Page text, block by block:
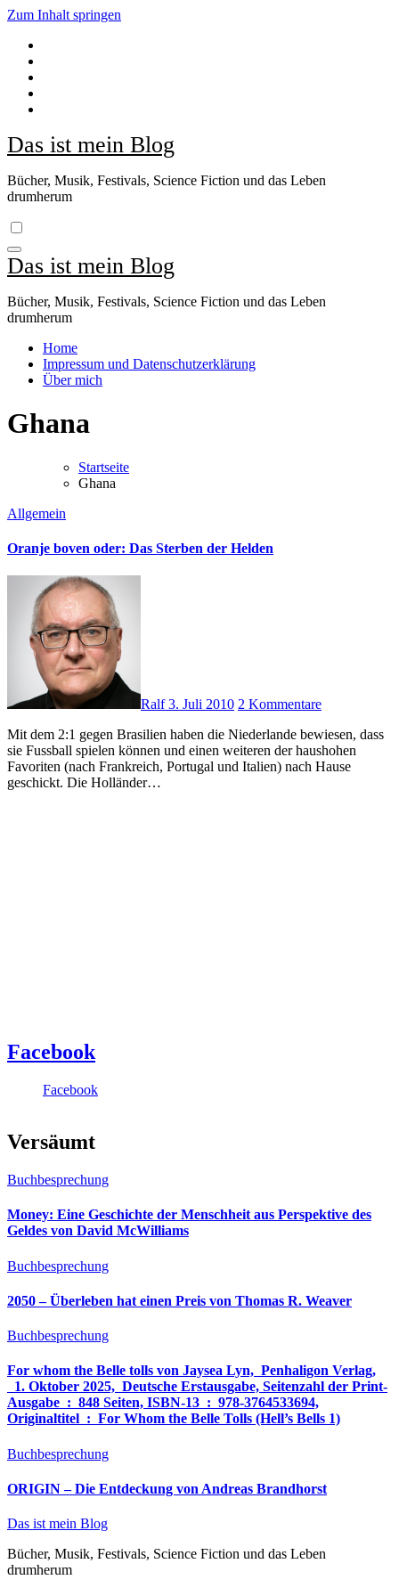
Zum Inhalt springen
Das ist mein Blog
Bücher, Musik, Festivals, Science Fiction und das Leben
drumherum
Das ist mein Blog
Bücher, Musik, Festivals, Science Fiction und das Leben
drumherum
Home
Impressum und Datenschutzerklärung
Über mich
Ghana
Startseite
Ghana
Allgemein
Oranje boven oder: Das Sterben der Helden
Ralf3. Juli 2010 2 Kommentare
Mit dem 2:1 gegen Brasilien haben die Niederlande bewiesen, dass
sie Fussball spielen können und einen weiteren der haushohen
Favoriten (nach Frankreich, Portugal und Italien) nach Hause
geschickt. Die Holländer…
Facebook
Facebook
Versäumt
Buchbesprechung
Money: Eine Geschichte der Menschheit aus Perspektive des
Geldes von David McWilliams
Buchbesprechung
2050 – Überleben hat einen Preis von Thomas R. Weaver
Buchbesprechung
For whom the Belle tolls von Jaysea Lyn, ‎ Penhaligon Verlag,
‎ 1. Oktober 2025, ‎ Deutsche Erstausgabe, Seitenzahl der Print-
Ausgabe ‏ : ‎ 848 Seiten, ISBN-13 ‏ : ‎ 978-3764533694,
Originaltitel ‏ : ‎ For Whom the Belle Tolls (Hell’s Bells 1)
Buchbesprechung
ORIGIN – Die Entdeckung von Andreas Brandhorst
Das ist mein Blog
Bücher, Musik, Festivals, Science Fiction und das Leben
drumherum